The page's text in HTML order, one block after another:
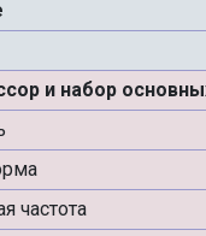
и набор
частота